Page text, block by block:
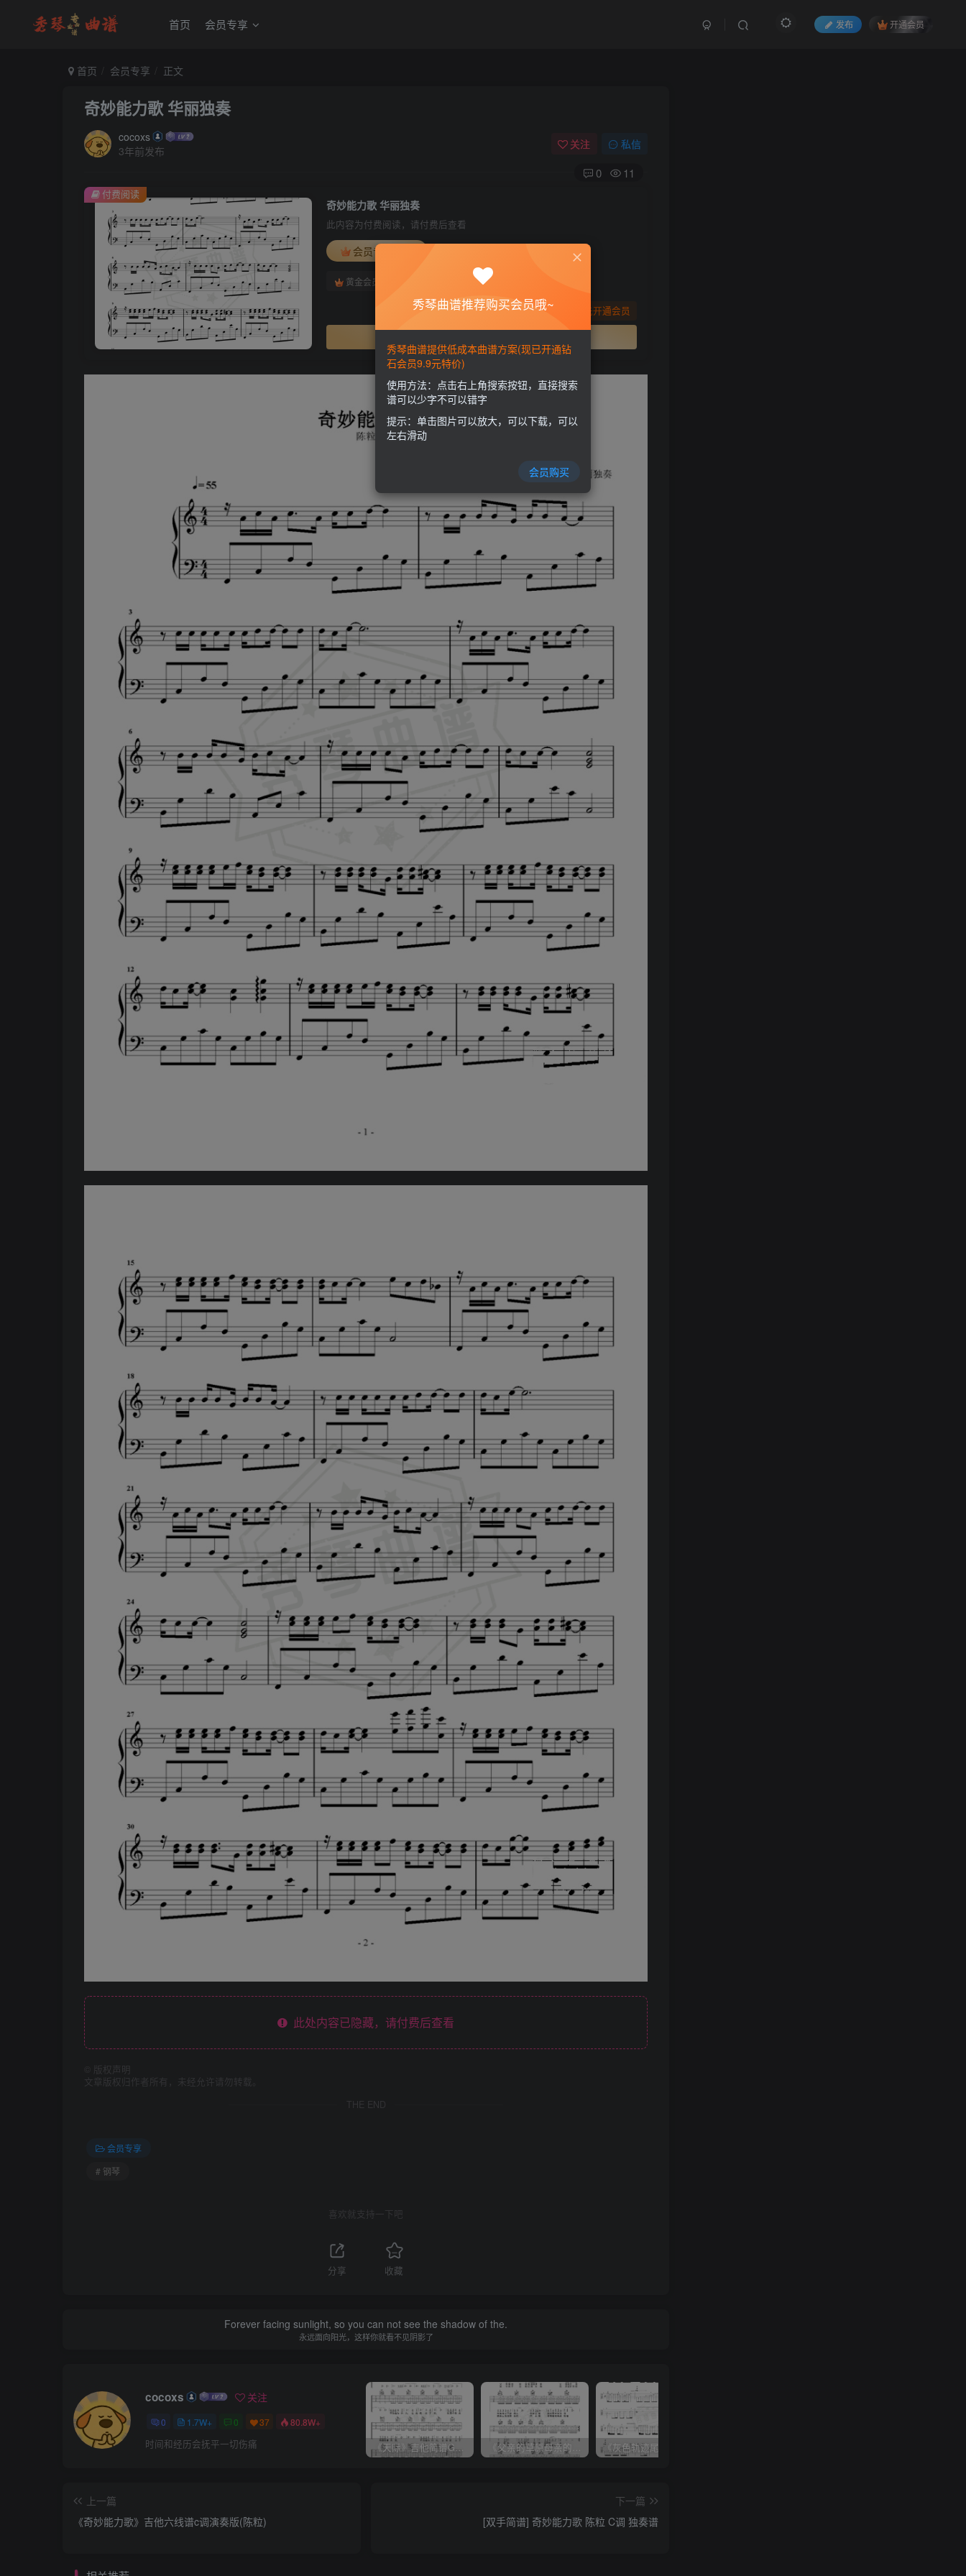
首页 会员专享 发布 开通会员
首页 会员专享 正文
奇妙能力歌 华丽独奏
cocoxs
3年前发布
关注 私信
0 11
奇妙能力歌 华丽独奏
此内容为付费阅读，请付费后查看
会员专属资源
黄金会员 免费
您暂无购买权限，请先开通会员
付费阅读
此处内容已隐藏，请付费后查看
版权声明
文章版权归作者所有，未经允许请勿转载。
THE END
会员专享
# 钢琴
喜欢就支持一下吧
分享 收藏
Forever facing sunlight, so you can not see the shadow of the.
永远面向阳光，这样你就看不见阴影了
cocoxs 关注
0 1.7W+ 0 37 80.8W+
时间和经历会抚平一切伤痛 《天际》吉他简谱G调弹唱谱（姜玉阳） 《父亲的草原母亲的河》吉他简谱C调弹唱谱（腾格尔）
上一篇
《奇妙能力歌》吉他六线谱c调演奏版(陈粒)
下一篇
[双手简谱] 奇妙能力歌 陈粒 C调 独奏谱
秀琴曲谱推荐购买会员哦~
秀琴曲谱提供低成本曲谱方案(现已开通钻
石会员9.9元特价)
使用方法：点击右上角搜索按钮，直接搜索
谱可以少字不可以错字
提示：单击图片可以放大，可以下载，可以
左右滑动
会员购买